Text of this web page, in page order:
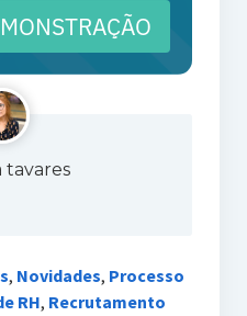
tavares
, Novidades, Processo
RH, Recrutamento